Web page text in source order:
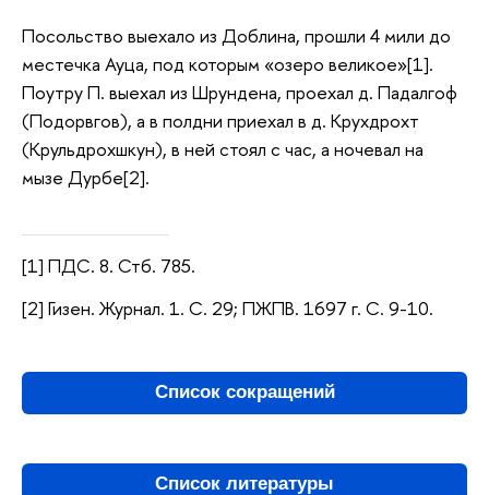
Посольство выехало из Доблина, прошли 4 мили до
местечка Ауца, под которым «озеро великое»[1].
Поутру П. выехал из Шрундена, проехал д. Падалгоф
(Подорвгов), а в полдни приехал в д. Крухдрохт
(Крульдрохшкун), в ней стоял с час, а ночевал на
мызе Дурбе[2].
[1] ПДС. 8. Стб. 785.
[2] Гизен. Журнал. 1. С. 29; ПЖПВ. 1697 г. С. 9-10.
Список сокращений
Список литературы